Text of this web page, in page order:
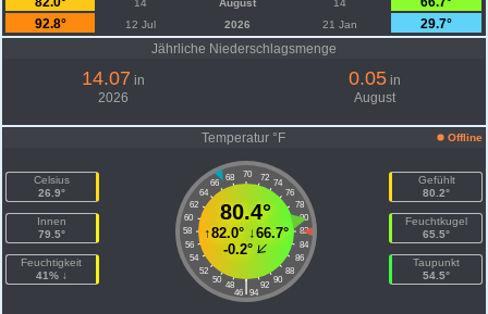
14 August 14
92.8°
12 Jul 2026 21 Jan
29.7°
Jährliche Niederschlagsmenge
14.07 in
2026
0.05in
August
Temperatur °F Offline
Celsius
26.9°
Innen
79.5°
Feuchtigkeit
41% ↓
70
68 72
66
74
64
76
62
78
60
80
58
82
56
84
54
86
52
88
50
90
48 92
|
46 94
80.4°
↑82.0°↓66.7°
-0.2°
Gefühlt
80.2°
Feuchtkugel
65.5°
Taupunkt
54.5°